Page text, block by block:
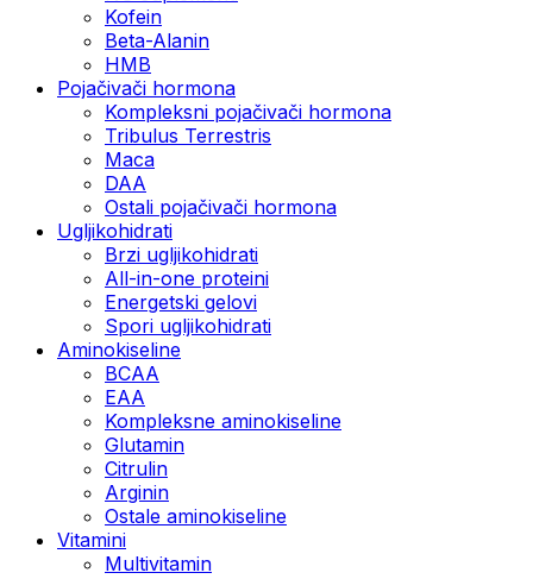
Kofein
Beta-Alanin
HMB
Pojačivači hormona
Kompleksni pojačivači hormona
Tribulus Terrestris
Maca
DAA
Ostali pojačivači hormona
Ugljikohidrati
Brzi ugljikohidrati
All-in-one proteini
Energetski gelovi
Spori ugljikohidrati
Aminokiseline
BCAA
EAA
Kompleksne aminokiseline
Glutamin
Citrulin
Arginin
Ostale aminokiseline
Vitamini
Multivitamin